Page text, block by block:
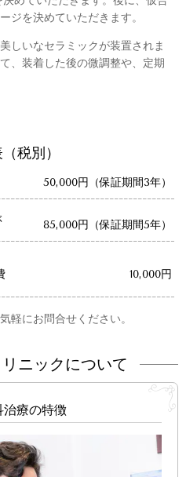
ジを決めていただきます。
しいなセラミックが装置されま
、装着した後の微調整や、定期
税別）
50,000円（保証期間3年）
85,000円（保証期間5年）
10,000円
軽にお問合せください。
ニックについて
治療の特徴